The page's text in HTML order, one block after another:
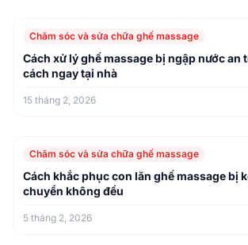
Chăm sóc và sửa chữa ghế massage
Cách xử lý ghế massage bị ngập nước an
cách ngay tại nhà
15 tháng 2, 2026
Chăm sóc và sửa chữa ghế massage
Cách khắc phục con lăn ghế massage bị
chuyển không đều
5 tháng 2, 2026